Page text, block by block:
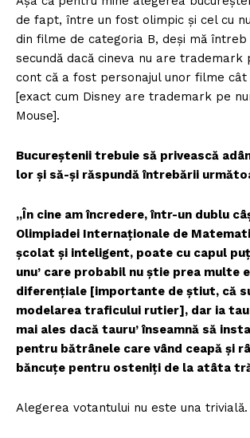
de fapt, între un fost olimpic și cel cu
din filme de categoria B, deși mă
secundă dacă cineva nu are trademark
cont că a fost personajul unor filme
[exact cum Disney are trademark pe
Mouse].
Bucureștenii trebuie să privească
lor și să-și răspundă întrebării
„În cine am încredere, într-un dublu
Olimpiadei Internaționale de
școlat și inteligent, poate cu capul
unu’ care probabil nu știe prea multe
diferențiale [importante de știut, că
modelarea traficului rutier], dar ia
mai ales dacă tauru’ înseamnă să
pentru bătrânele care vând ceapă și
băncuțe pentru osteniți de la atâta
Alegerea votantului nu este una trivială.